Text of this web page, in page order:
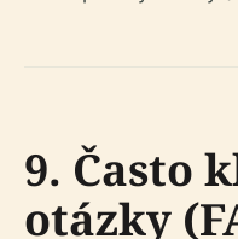
9. Často
otázky